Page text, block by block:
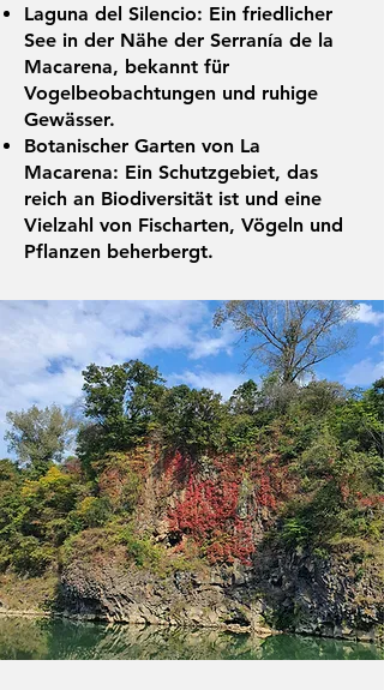
Laguna del Silencio: Ein friedlicher
See in der Nähe der Serranía de la
Macarena, bekannt für
Vogelbeobachtungen und ruhige
Gewässer.
Botanischer Garten von La
Macarena: Ein Schutzgebiet, das
reich an Biodiversität ist und eine
Vielzahl von Fischarten, Vögeln und
Pflanzen beherbergt.